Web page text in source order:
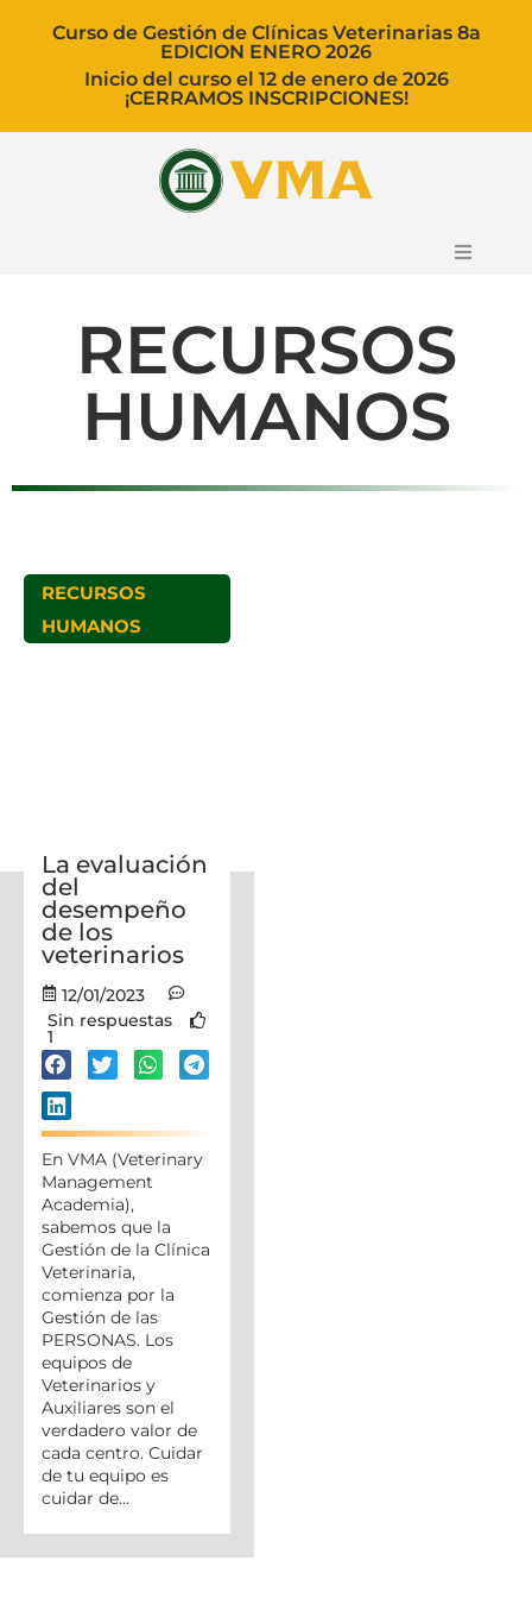
Curso de Gestión de Clínicas Veterinarias 8a
EDICION ENERO 2026
Inicio del curso el 12 de enero de 2026
¡CERRAMOS INSCRIPCIONES!
Ponentes
Blog
RECURSOS
HUMANOS
RECURSOS
HUMANOS
La evaluación
del
desempeño
de los
veterinarios
12/01/2023
Sin respuestas
1
En VMA (Veterinary
Management
Academia),
sabemos que la
Gestión de la Clínica
Veterinaria,
comienza por la
Gestión de las
PERSONAS. Los
equipos de
Veterinarios y
Auxiliares son el
verdadero valor de
cada centro. Cuidar
de tu equipo es
cuidar de...